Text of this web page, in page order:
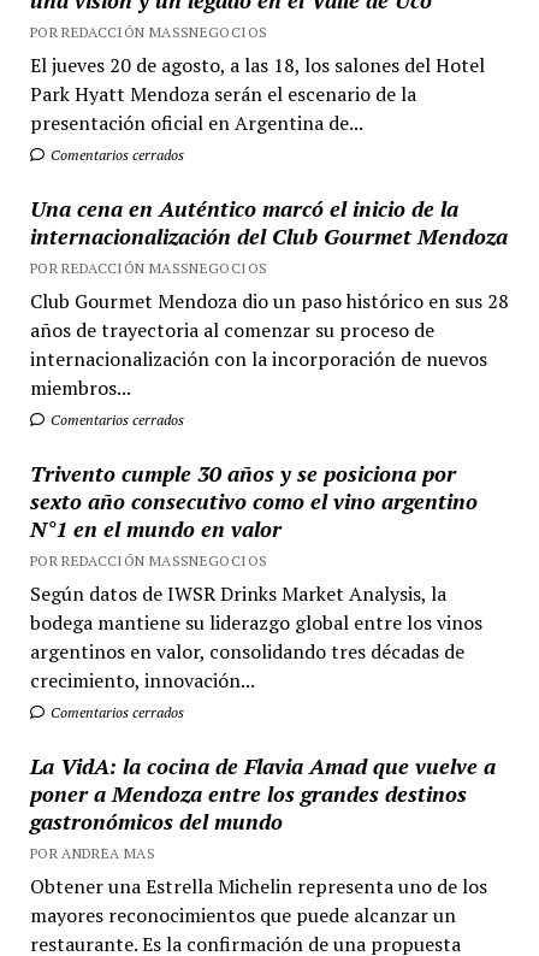
POR REDACCIÓN MASSNEGOCIOS
El jueves 20 de agosto, a las 18, los salones del Hotel
Park Hyatt Mendoza serán el escenario de la
presentación oficial en Argentina de...
Comentarios cerrados
Una cena en Auténtico marcó el inicio de la
internacionalización del Club Gourmet Mendoza
POR REDACCIÓN MASSNEGOCIOS
Club Gourmet Mendoza dio un paso histórico en sus 28
años de trayectoria al comenzar su proceso de
internacionalización con la incorporación de nuevos
miembros...
Comentarios cerrados
Trivento cumple 30 años y se posiciona por
sexto año consecutivo como el vino argentino
N°1 en el mundo en valor
POR REDACCIÓN MASSNEGOCIOS
Según datos de IWSR Drinks Market Analysis, la
bodega mantiene su liderazgo global entre los vinos
argentinos en valor, consolidando tres décadas de
crecimiento, innovación...
Comentarios cerrados
La VidA: la cocina de Flavia Amad que vuelve a
poner a Mendoza entre los grandes destinos
gastronómicos del mundo
POR ANDREA MAS
Obtener una Estrella Michelin representa uno de los
mayores reconocimientos que puede alcanzar un
restaurante. Es la confirmación de una propuesta